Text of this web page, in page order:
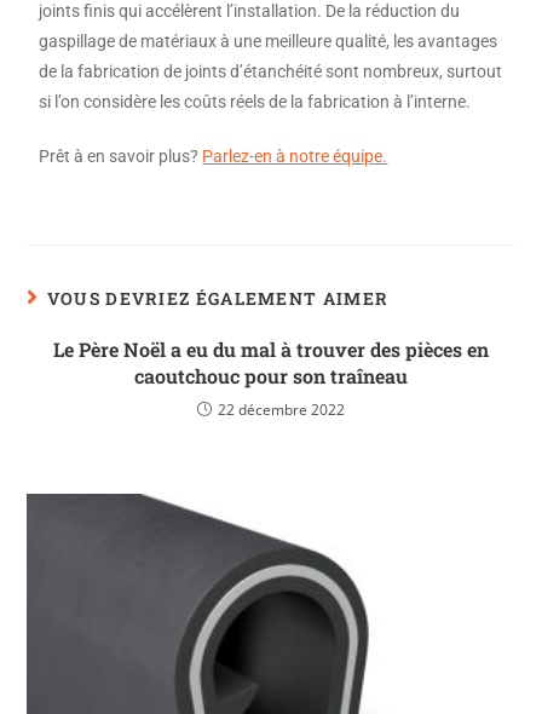
joints finis qui accélèrent l’installation. De la réduction du
gaspillage de matériaux à une meilleure qualité, les avantages
de la fabrication de joints d’étanchéité sont nombreux, surtout
si l’on considère les coûts réels de la fabrication à l’interne.
Prêt à en savoir plus? Parlez-en à notre équipe.
VOUS DEVRIEZ ÉGALEMENT AIMER
Le Père Noël a eu du mal à trouver des pièces en
caoutchouc pour son traîneau
22 décembre 2022